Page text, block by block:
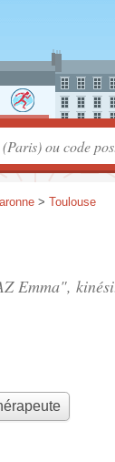
> Toulouse
Emma",